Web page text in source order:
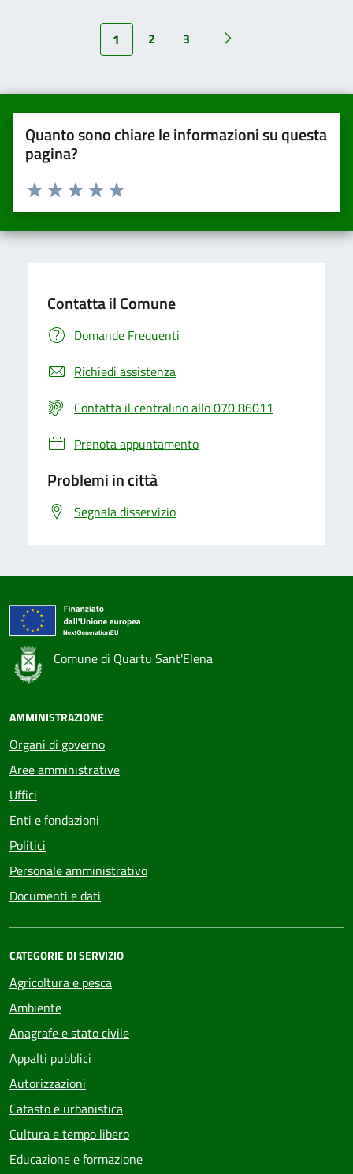
1 2 3
Quanto sono chiare le informazioni su questa
pagina?
Valuta da 1 a 5 stelle la pagina
Valuta 5 stelle su 5
Valuta 4 stelle su 5
Valuta 3 stelle su 5
Valuta 2 stelle su 5
Valuta una stella su 5
Contatta il Comune
Domande Frequenti
Richiedi assistenza
Contatta il centralino allo 070 86011
Prenota appuntamento
Problemi in città
Segnala disservizio
Comune di Quartu Sant'Elena
AMMINISTRAZIONE
Organi di governo
Aree amministrative
Uffici
Enti e fondazioni
Politici
Personale amministrativo
Documenti e dati
CATEGORIE DI SERVIZIO
Agricoltura e pesca
Ambiente
Anagrafe e stato civile
Appalti pubblici
Autorizzazioni
Catasto e urbanistica
Cultura e tempo libero
Educazione e formazione